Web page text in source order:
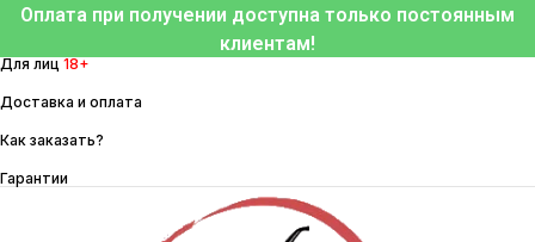
Перейти
содержимому
Оплата при получении доступна только постоянным
клиентам!
Для лиц 18+
Доставка и оплата
Как заказать?
Гарантии